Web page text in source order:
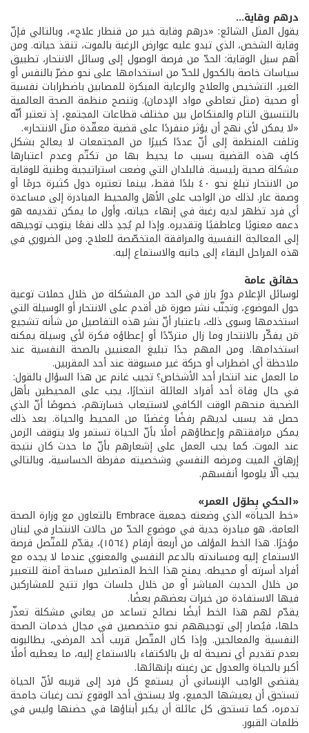
درهم وقاية...
يقول المثل الشائع: «درهم وقاية خير من قنطار علاج»، وبالتالي فإنّ
وقاية الشخص، الذي تبدو عليه عوارض الرغبة بالموت، تنقذ حياته. ومن
أهم سبل الوقاية: الحدّ من فرصة الوصول إلى وسائل الانتحار، تطبيق
سياسات خاصة بالكحول للحدّ من استخدامها على نحو مضرّ بالنفس أو
الغير، التشخيص والعلاج والرعاية المبكرة للمصابين باضطرابات نفسية
أو صحية (مثل تعاطي مواد الإدمان). وتنصح منظمة الصحة العالمية
بالتنسيق التام والمتكامل بين مختلف قطاعات المجتمع، إذ تعتبر أنّه
«لا يمكن لأي نهج أن يؤثر منفردًا على قضية معقّدة مثل الانتحار».
وتلفت المنظمة إلى أنّ عددًا كبيرًا من المجتمعات لا يعالج بشكل
كافٍ هذه القضية بسبب ما يحيط بها من تكتّم وعدم اعتبارها
مشكلة صحية رئيسية. فالبلدان التي وضعت استراتيجية وطنية للوقاية
من الانتحار تبلغ نحو ٤٠ بلدًا فقط، بينما تعتبره دول كثيرة جرمًا أو
وصمة عار. لذلك من الواجب على الأهل والمحيط المبادرة إلى مساعدة
أي فرد تظهر لديه رغبة في إنهاء حياته، وأول ما يمكن تقديمه هو
دعمه معنويًا وعاطفيًا وتقديره. وإذا لم يُجدِ ذلك نفعًا يتوجب توجيهه
إلى المعالجة النفسية والمرافقة المتخصّصة للعلاج. ومن الضروري في
هذه المراحل البقاء إلى جانبه والاستماع إليه.
حقائق عامة
لوسائل الإعلام دورٌ بارز في الحد من المشكلة من خلال حملات توعية
حول الموضوع، وتجنّب نشر صورة مَن أقدم على الانتحار أو الوسيلة التي
استخدمها وسوى ذلك، باعتبار أنّ نشر هذه التفاصيل من شأنه تشجيع
مَن يفكّر بالانتحار وما زال متردّدًا أو إعطاؤه فكرة لأي وسيلة يمكنه
استخدامها. ومن المهم جدًا تبليغ المعنيين بالصحة النفسية عند
ملاحظة أي اضطراب أو حركة غير مسبوقة عند أحد المقربين.
ما العمل عند انتحار أحد الأشخاص؟ تجيب غانم عن هذا السؤال بالقول:
في حال وفاة أحد أفراد العائلة انتحارًا، يجب على المحيطين بأهل
الضحية منحهم الوقت الكافي لاستيعاب خسارتهم، خصوصًا أنّ الذي
حصل قد يسبب لديهم رفضًا وغضبًا من المحيط والحياة. بعد ذلك
يمكن مرافقتهم وإعطاؤهم أملًا بأنّ الحياة تستمر ولا يتوقف الزمن
عند الموت. كما يجب العمل على إشعارهم بأنّ ما حدث كان نتيجة
إرهاق الميت ومرضه النفسي وشخصيته مفرطة الحساسية، وبالتالي
يجب ألّا يلوموا أنفسهم.
«الحكي بِطوّل العمر»
«خط الحياة» الذي وضعته جمعية Embrace بالتعاون مع وزارة الصحة
العامة، هو مبادرة جدية في موضوع الحدّ من حالات الانتحار في لبنان
مؤخرًا. هذا الخط المؤلف من أربعة أرقام (١٥٦٤)، يقدّم للمتّصل فرصة
الاستماع إليه ومساندته بالدعم النفسي والمعنوي عندما لا يجده مع
أفراد أسرته أو محيطه. يمنح هذا الخط المتصلين مساحة آمنة للتعبير
من خلال الحديث المباشر أو من خلال جلسات حوار تتيح للمشاركين
فيها الاستفادة من خبرات بعضهم بعضًا.
يقدّم لهم هذا الخط أيضًا نصائح تساعد من يعاني مشكلة تعذّر
حلها، فيُصار إلى توجيههم نحو متخصصين في مجال خدمات الصحة
النفسية والمعالجين. وإذا كان المتّصل قريب أحد المرضى، يطالبونه
بعدم تقديم أي نصيحة له بل بالاكتفاء بالاستماع إليه، ما يعطيه أملًا
أكبر بالحياة والعدول عن رغبته بإنهائها.
يقتضي الواجب الإنساني أن يستمع كل فرد إلى قريبه لأنّ الحياة
تستحق أن يعيشها الجميع، ولا يستحق أحد الوقوع تحت رغبات جامحة
تدمره، كما تستحق كل عائلة أن يكبر أبناؤها في حضنها وليس في
ظلمات القبور.